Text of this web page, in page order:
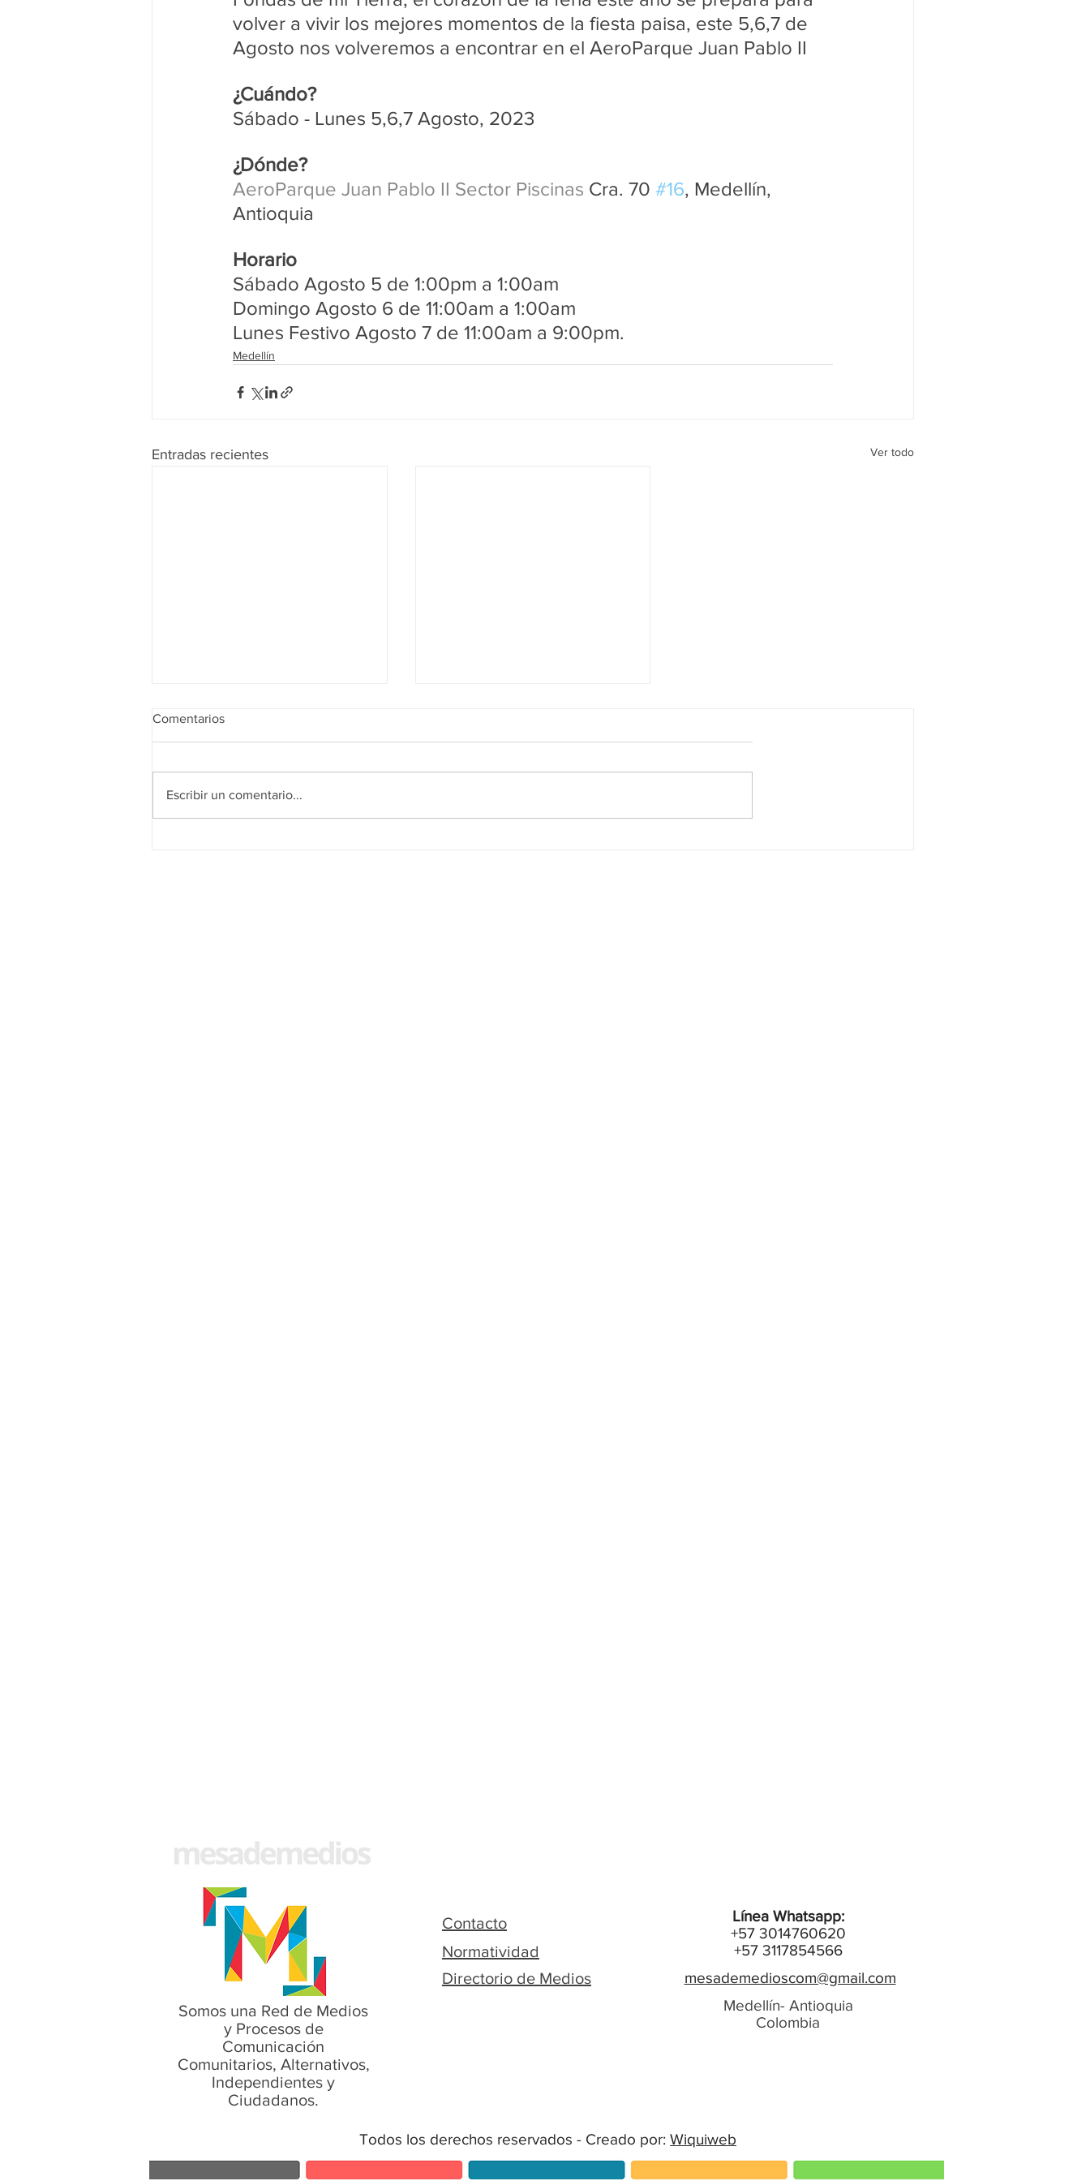
volver a vivir los mejores momentos de la fiesta paisa, este 5,6,7 de
Agosto nos volveremos a encontrar en el AeroParque Juan Pablo II
¿Cuándo?
Sábado - Lunes 5,6,7 Agosto, 2023
¿Dónde?
AeroParque Juan Pablo II Sector Piscinas Cra. 70 #16, Medellín,
Antioquia
Horario
Sábado Agosto 5 de 1:00pm a 1:00am
Domingo Agosto 6 de 11:00am a 1:00am
Lunes Festivo Agosto 7 de 11:00am a 9:00pm.
Medellín
Entradas recientes Ver todo
Comentarios
Escribir un comentario...
Somos una Red de Medios
y Procesos de
Comunicación
Comunitarios, Alternativos,
Independientes y
Ciudadanos.
Contacto
Normatividad
Directorio de Medios
Línea Whatsapp:
+57 3014760620
+57 3117854566
mesademedioscom@gmail.com
Medellín- Antioquia
Colombia
Todos los derechos reservados - Creado por: Wiquiweb